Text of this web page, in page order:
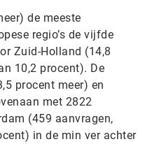
de meeste
regio’s de vijfde
Zuid-Holland (14,8
10,2 procent). De
procent meer) en
met 2822
(459 aanvragen,
in de min ver achter